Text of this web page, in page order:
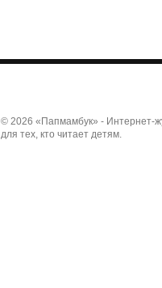
© 2026 «Папмамбук» - Интернет-
для тех, кто читает детям.